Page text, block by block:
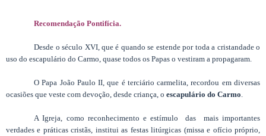
Recomendação Pontifícia.
Desde o século XVI, que é quando se estende por toda a cristandade o
uso do escapulário do Carmo, quase todos os Papas o vestiram a propagaram.
O Papa João Paulo II, que é terciário carmelita, recordou em diversas
ocasiões que veste com devoção, desde criança, o escapulário do Carmo
A Igreja, como reconhecimento e estímulo das mais importantes
verdades e práticas cristãs, institui as festas litúrgicas (missa e ofício próprio,